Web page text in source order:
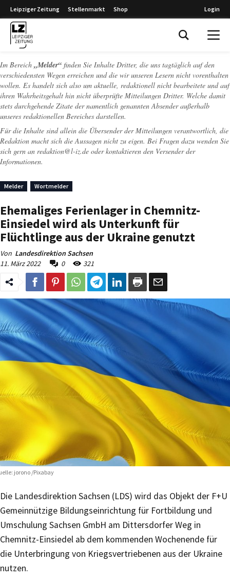
Leipziger Zeitung Stellenmarkt Shop Login
Im Bereich „Melder“ finden Sie Inhalte Dritter, die uns tagtäglich auf den
verschiedensten Wegen erreichen und die wir unseren Lesern nicht vorenthalten
wollen. Es handelt sich also um aktuelle, redaktionell nicht bearbeitete und auf
ihren Wahrheitsgehalt hin nicht überprüfte Mitteilungen Dritter. Welche damit
stets durchgehende Zitate der namentlich genannten Absender außerhalb
unseres redaktionellen Bereiches darstellen.
Für die Inhalte sind allein die Übersender der Mitteilungen verantwortlich, die
Redaktion macht sich die Aussagen nicht zu eigen. Bei Fragen dazu wenden Sie
sich gern an redaktion@l-iz.de oder kontaktieren den Versender der
Informationen.
Melder Wortmelder
Ehemaliges Ferienlager in Chemnitz-
Einsiedel wird als Unterkunft für
Flüchtlinge aus der Ukraine genutzt
Von Landesdirektion Sachsen
11. März 2022
0 321
jorono /Pixabay
Die Landesdirektion Sachsen (LDS) wird das Objekt der F+U
Gemeinnützige Bildungseinrichtung für Fortbildung und
Umschulung Sachsen GmbH am Dittersdorfer Weg in
Chemnitz-Einsiedel ab dem kommenden Wochenende für
die Unterbringung von Kriegsvertriebenen aus der Ukraine
nutzen.